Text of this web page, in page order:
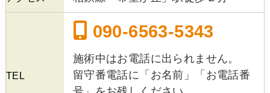
TEL
090-6563-5343
施術中はお電話に出られません。
留守番電話に「お名前」「お電話番